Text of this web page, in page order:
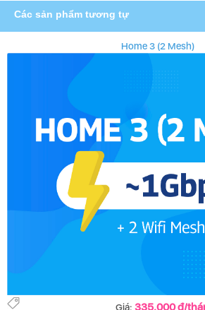
Các sản phẩm tương tự
Home 3 (2 Mesh)
Giá:335.000 đ/